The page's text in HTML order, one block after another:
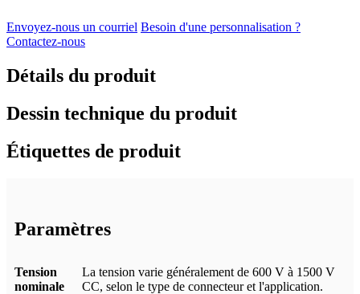
Envoyez-nous un courriel Besoin d'une personnalisation ?
Contactez-nous
Détails du produit
Dessin technique du produit
Étiquettes de produit
Paramètres
Tension
nominale
La tension varie généralement de 600 V à 1500 V
CC, selon le type de connecteur et l'application.